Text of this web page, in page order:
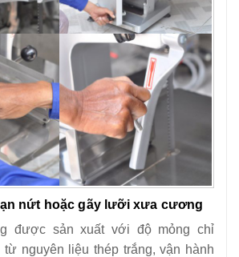
nứt hoặc gãy lưỡi xưa cương
được sản xuất với độ mỏng chỉ
nguyên liệu thép trắng, vận hành